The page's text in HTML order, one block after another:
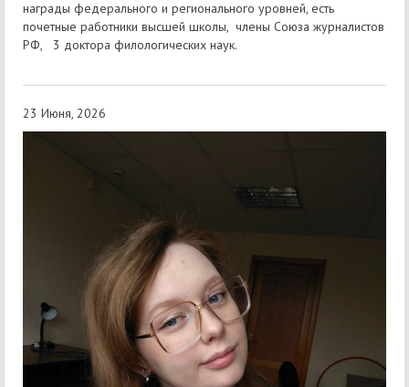
награды федерального и регионального уровней, есть
почетные работники высшей школы, члены Союза журналистов
РФ, 3 доктора филологических наук.
23 Июня, 2026